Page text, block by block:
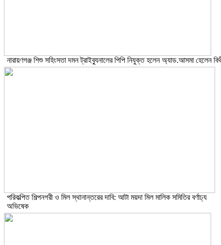
নারায়ণগঞ্জ শিশু সহিংসতা দমন ট্রাইব্যুনালের পিপি নিযুক্ত হলেন অ্যাড.আসমা হেলেন
পরিকল্পিত শিল্পনগরী ও মিল স্থানান্তরের দাবি: আটা ময়দা মিল মালিক সমিতির বর্ণাঢ্য
অভিষেক